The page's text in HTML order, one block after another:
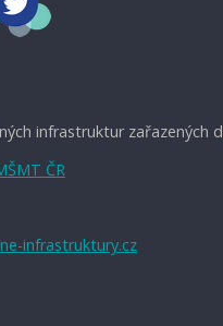
infrastruktur zařazených
ČR
infrastruktury.cz